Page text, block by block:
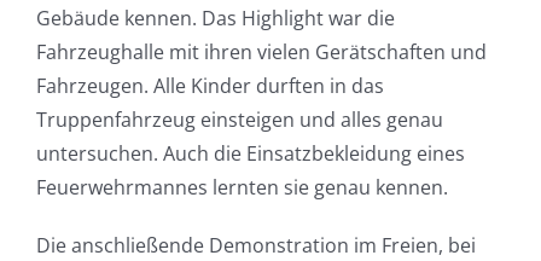
Gebäude kennen. Das Highlight war die
Fahrzeughalle mit ihren vielen Gerätschaften und
Fahrzeugen. Alle Kinder durften in das
Truppenfahrzeug einsteigen und alles genau
untersuchen. Auch die Einsatzbekleidung eines
Feuerwehrmannes lernten sie genau kennen.
Die anschließende Demonstration im Freien, bei